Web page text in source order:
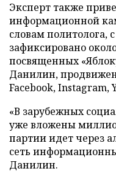
Эксперт также
информационной
словам политолога,
зафиксировано
посвященных
Данилин,
Facebook, Instagram,
«В зарубежных
уже вложены
партии идет через
сеть
Данилин.